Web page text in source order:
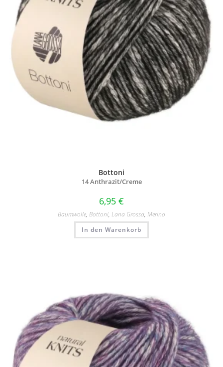
Bottoni
14 Anthrazit/Creme
6,95 €
Baumwolle, Bottoni, Lana Grossa, Merino
In den Warenkorb